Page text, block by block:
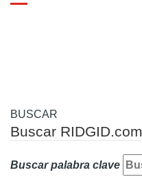
Toggle
BUSCAR
Buscar RIDGID.com
Buscar palabra clave